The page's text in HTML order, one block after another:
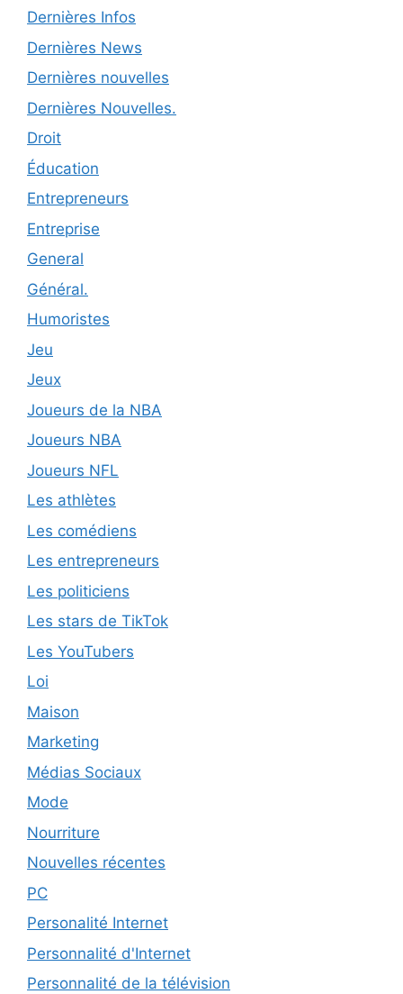
Dernières Infos
Dernières News
Dernières nouvelles
Dernières Nouvelles.
Droit
Éducation
Entrepreneurs
Entreprise
General
Général.
Humoristes
Jeu
Jeux
Joueurs de la NBA
Joueurs NBA
Joueurs NFL
Les athlètes
Les comédiens
Les entrepreneurs
Les politiciens
Les stars de TikTok
Les YouTubers
Loi
Maison
Marketing
Médias Sociaux
Mode
Nourriture
Nouvelles récentes
PC
Personalité Internet
Personnalité d'Internet
Personnalité de la télévision